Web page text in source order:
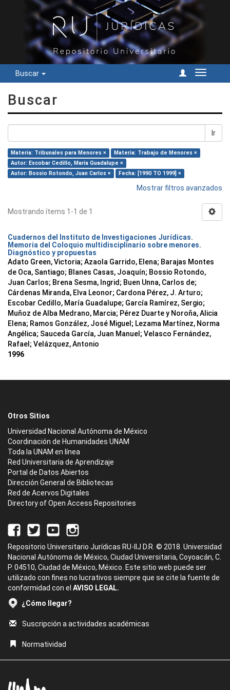
Buscar
Cambiar
Buscar
Ir
Materia: Tribunales para Menores ×
Materia: Trabajo de Menores ×
Autor: Escobar Cedillo, María Guadalupe ×
Autor: Bossio Rotondo, Juan Carlos ×
Fecha: [1990 TO 1999] ×
Mostrar filtros avanzados
Mostrando ítems 1-1 de 1
Cuadernos del Instituto de Investigaciones Jurídicas.
Memoria del Coloquio multidisciplinario sobre menores.
Diagnóstico y propuestas
Adato Green, Victoria; Azaola Garrido, Elena; Barajas Montes
de Oca, Santiago; Blanes Casas, Joaquín; Bossio Rotondo,
Juan Carlos; Brena Sesma, Ingrid; Buen Unna, Carlos de;
Cárdenas Miranda, Elva Leonor; Cardona Pérez, J. Arturo;
Escobar Cedillo, María Guadalupe; García Ramírez, Sergio;
Muñoz de Alba Medrano, Marcia; Pérez Duarte y Noroña, Alicia
Elena; Ramos González, José Miguel; Lezama Martínez, Norma
Angélica; Sauceda García, Juan Manuel; Velasco Fernández,
Rafael; Velázquez, Antonio
1996
Otros Sitios
Universidad Nacional Autónoma de México
Coordinación de Humanidades UNAM
Toda la UNAM en línea
Red Universitaria de Aprendizaje
Portal de Datos Abiertos
Dirección General de Bibliotecas
Red de Acervos Digitales
Directory of Open Access Repositories
Repositorio Universitario Jurídicas RU-IIJ D.R. © 2018. Universidad
Nacional Autónoma de México, Ciudad Universitaria, Coyoacán, C.
P. 04510, Ciudad de México, México. Este sitio web puede ser
utilizado con fines no lucrativos siempre que se cite la fuente de
conformidad con el AVISO LEGAL.
¿Cómo llegar?
Suscripción a actividades académicas
Normatividad